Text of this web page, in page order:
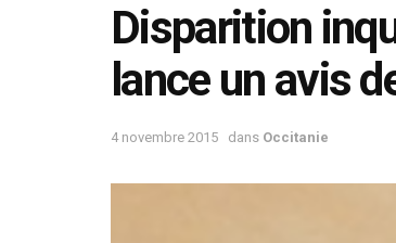
Disparition
lance un avis
4 novembre 2015 dans Occitanie